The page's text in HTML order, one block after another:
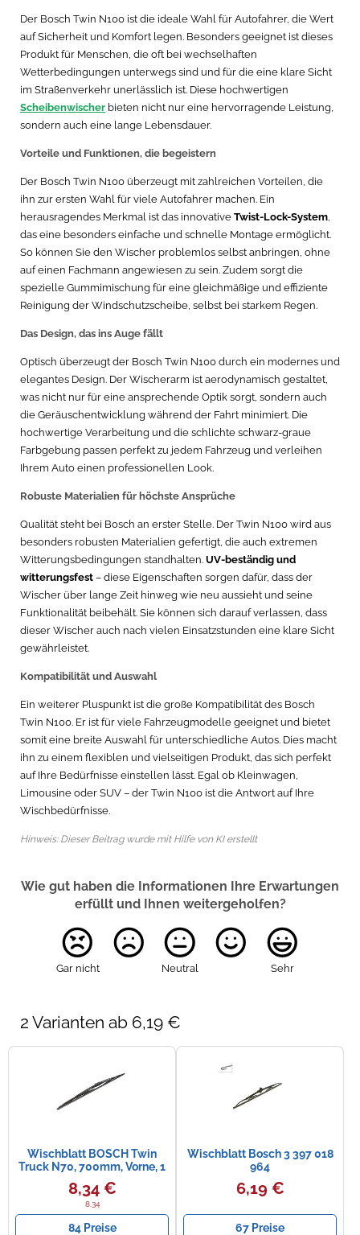
Der Bosch Twin N100 ist die ideale Wahl für Autofahrer, die Wert
auf Sicherheit und Komfort legen. Besonders geeignet ist dieses
Produkt für Menschen, die oft bei wechselhaften
Wetterbedingungen unterwegs sind und für die eine klare Sicht
im Straßenverkehr unerlässlich ist. Diese hochwertigen
Scheibenwischer bieten nicht nur eine hervorragende Leistung,
sondern auch eine lange Lebensdauer.
Vorteile und Funktionen, die begeistern
Der Bosch Twin N100 überzeugt mit zahlreichen Vorteilen, die
ihn zur ersten Wahl für viele Autofahrer machen. Ein
herausragendes Merkmal ist das innovative Twist-Lock-System,
das eine besonders einfache und schnelle Montage ermöglicht.
So können Sie den Wischer problemlos selbst anbringen, ohne
auf einen Fachmann angewiesen zu sein. Zudem sorgt die
spezielle Gummimischung für eine gleichmäßige und effiziente
Reinigung der Windschutzscheibe, selbst bei starkem Regen.
Das Design, das ins Auge fällt
Optisch überzeugt der Bosch Twin N100 durch ein modernes und
elegantes Design. Der Wischerarm ist aerodynamisch gestaltet,
was nicht nur für eine ansprechende Optik sorgt, sondern auch
die Geräuschentwicklung während der Fahrt minimiert. Die
hochwertige Verarbeitung und die schlichte schwarz-graue
Farbgebung passen perfekt zu jedem Fahrzeug und verleihen
Ihrem Auto einen professionellen Look.
Robuste Materialien für höchste Ansprüche
Qualität steht bei Bosch an erster Stelle. Der Twin N100 wird aus
besonders robusten Materialien gefertigt, die auch extremen
Witterungsbedingungen standhalten. UV-beständig und
witterungsfest – diese Eigenschaften sorgen dafür, dass der
Wischer über lange Zeit hinweg wie neu aussieht und seine
Funktionalität beibehält. Sie können sich darauf verlassen, dass
dieser Wischer auch nach vielen Einsatzstunden eine klare Sicht
gewährleistet.
Kompatibilität und Auswahl
Ein weiterer Pluspunkt ist die große Kompatibilität des Bosch
Twin N100. Er ist für viele Fahrzeugmodelle geeignet und bietet
somit eine breite Auswahl für unterschiedliche Autos. Dies macht
ihn zu einem flexiblen und vielseitigen Produkt, das sich perfekt
auf Ihre Bedürfnisse einstellen lässt. Egal ob Kleinwagen,
Limousine oder SUV – der Twin N100 ist die Antwort auf Ihre
Wischbedürfnisse.
Hinweis: Dieser Beitrag wurde mit Hilfe von KI erstellt
Wie gut haben die Informationen Ihre Erwartungen
erfüllt und Ihnen weitergeholfen?
Gar nicht Neutral Sehr
2 Varianten ab 6,19 €
Wischblatt BOSCH Twin
Truck N70, 700mm, Vorne, 1
Stück
8,34 €
8.34
84 Preise
Wischblatt Bosch 3 397 018
964
6,19 €
67 Preise